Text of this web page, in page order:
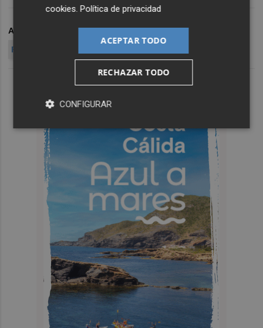
ARCHIVADO EN AGENCIA PORTAVOZ
DISEÑO GRÁFICO
FERIA DE MURCIA 2023
cookies .Política de privacidad
ACEPTAR TODO
RECHAZAR TODO
CONFIGURAR